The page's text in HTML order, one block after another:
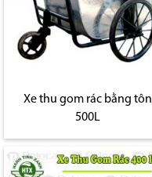
Xe thu gom rác bằng tôn
500L